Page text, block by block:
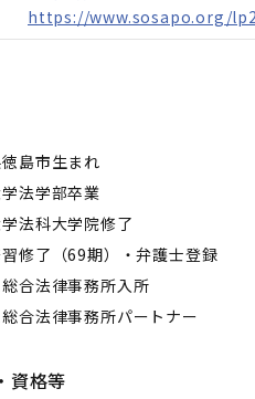
https://www.sosapo.org/
島市生まれ
法学部卒業
法科大学院修了
修了（69期）・弁護士登録
合法律事務所入所
合法律事務所パートナー
資格等